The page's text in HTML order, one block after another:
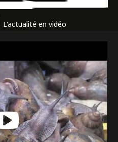
L'actualité en vidéo